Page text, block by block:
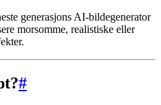
generasjons AI-bildegenerator
morsomme, realistiske eller
#